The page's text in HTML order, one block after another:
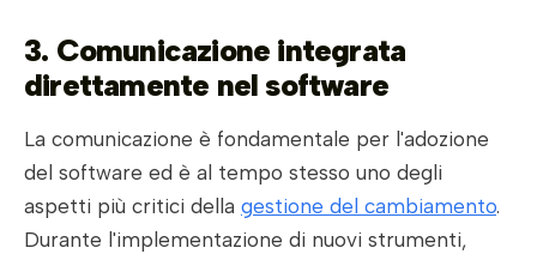
3. Comunicazione integrata
direttamente nel software
La comunicazione è fondamentale per l'adozione
del software ed è al tempo stesso uno degli
aspetti più critici della gestione del cambiamento.
Durante l'implementazione di nuovi strumenti,